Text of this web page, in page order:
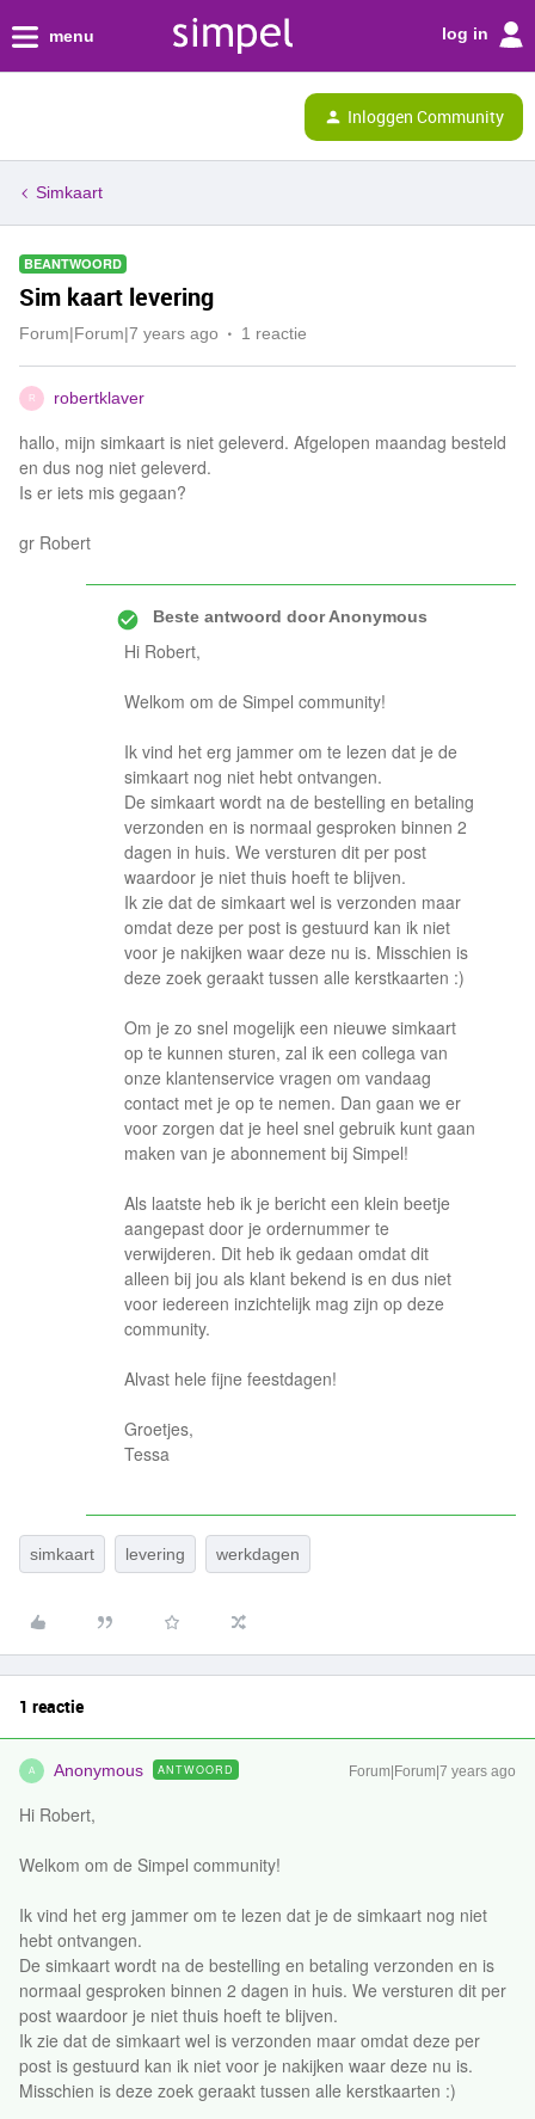
menu log in
Inloggen Community
Simkaart
BEANTWOORD
Sim kaart levering
Forum|Forum|7 years ago 1 reactie
R robertklaver
hallo, mijn simkaart is niet geleverd. Afgelopen maandag besteld
en dus nog niet geleverd.
Is er iets mis gegaan?
gr Robert
Beste antwoord doorAnonymous
Hi Robert,
Welkom om de Simpel community!
Ik vind het erg jammer om te lezen dat je de
simkaart nog niet hebt ontvangen.
De simkaart wordt na de bestelling en betaling
verzonden en is normaal gesproken binnen 2
dagen in huis. We versturen dit per post
waardoor je niet thuis hoeft te blijven.
Ik zie dat de simkaart wel is verzonden maar
omdat deze per post is gestuurd kan ik niet
voor je nakijken waar deze nu is. Misschien is
deze zoek geraakt tussen alle kerstkaarten :)
Om je zo snel mogelijk een nieuwe simkaart
op te kunnen sturen, zal ik een collega van
onze klantenservice vragen om vandaag
contact met je op te nemen. Dan gaan we er
voor zorgen dat je heel snel gebruik kunt gaan
maken van je abonnement bij Simpel!
Als laatste heb ik je bericht een klein beetje
aangepast door je ordernummer te
verwijderen. Dit heb ik gedaan omdat dit
alleen bij jou als klant bekend is en dus niet
voor iedereen inzichtelijk mag zijn op deze
community.
Alvast hele fijne feestdagen!
Groetjes,
Tessa
simkaart levering werkdagen
1 reactie
A Anonymous ANTWOORD Forum|Forum|7 years ago
Hi Robert,
Welkom om de Simpel community!
Ik vind het erg jammer om te lezen dat je de simkaart nog niet
hebt ontvangen.
De simkaart wordt na de bestelling en betaling verzonden en is
normaal gesproken binnen 2 dagen in huis. We versturen dit per
post waardoor je niet thuis hoeft te blijven.
Ik zie dat de simkaart wel is verzonden maar omdat deze per
post is gestuurd kan ik niet voor je nakijken waar deze nu is.
Misschien is deze zoek geraakt tussen alle kerstkaarten :)